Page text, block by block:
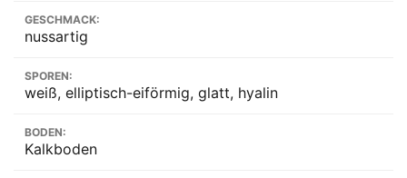
GESCHMACK:
nussartig
SPOREN:
weiß, elliptisch-eiförmig, glatt, hyalin
BODEN:
Kalkboden